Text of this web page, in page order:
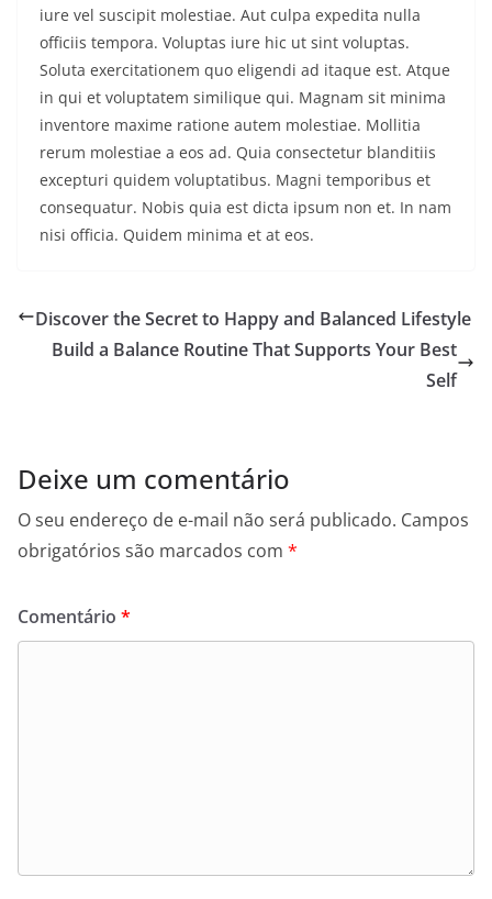
iure vel suscipit molestiae. Aut culpa expedita nulla
officiis tempora. Voluptas iure hic ut sint voluptas.
Soluta exercitationem quo eligendi ad itaque est. Atque
in qui et voluptatem similique qui. Magnam sit minima
inventore maxime ratione autem molestiae. Mollitia
rerum molestiae a eos ad. Quia consectetur blanditiis
excepturi quidem voluptatibus. Magni temporibus et
consequatur. Nobis quia est dicta ipsum non et. In nam
nisi officia. Quidem minima et at eos.
Discover the Secret to Happy and Balanced Lifestyle
Build a Balance Routine That Supports Your Best
Self
Deixe um comentário
O seu endereço de e-mail não será publicado. Campos
obrigatórios são marcados com *
Comentário *